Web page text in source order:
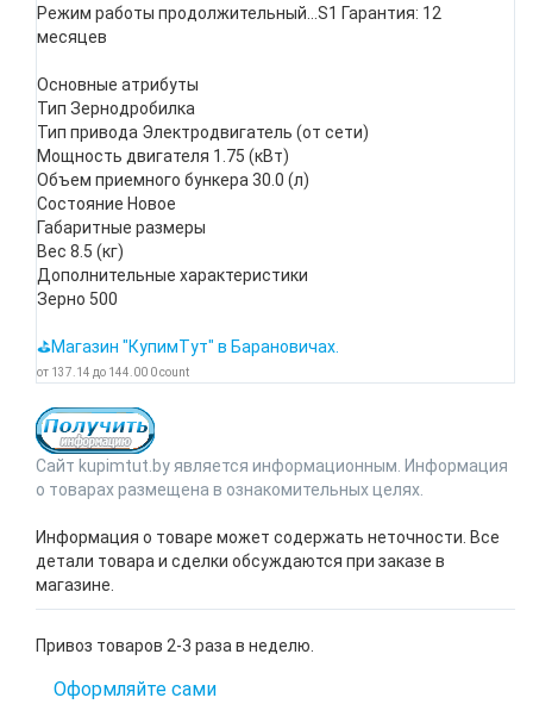
Режим работы продолжительный...S1 Гарантия: 12
месяцев
Основные атрибуты
Тип Зернодробилка
Тип привода Электродвигатель (от сети)
Мощность двигателя 1.75 (кВт)
Объем приемного бункера 30.0 (л)
Состояние Новое
Габаритные размеры
Вес 8.5 (кг)
Дополнительные характеристики
Зерно 500
⛳Магазин "КупимТут" в Барановичах.
от 137.14 до 144.00 0count
Сайт kupimtut.by является информационным. Информация
о товарах размещена в ознакомительных целях.
Информация о товаре может содержать неточности. Все
детали товара и сделки обсуждаются при заказе в
магазине.
Привоз товаров 2-3 раза в неделю.
Оформляйте сами